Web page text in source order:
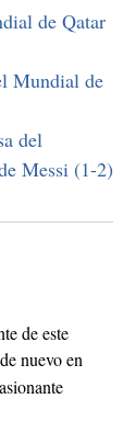
de Qatar
Mundial de
del
Messi (1-2)
de este
nuevo en